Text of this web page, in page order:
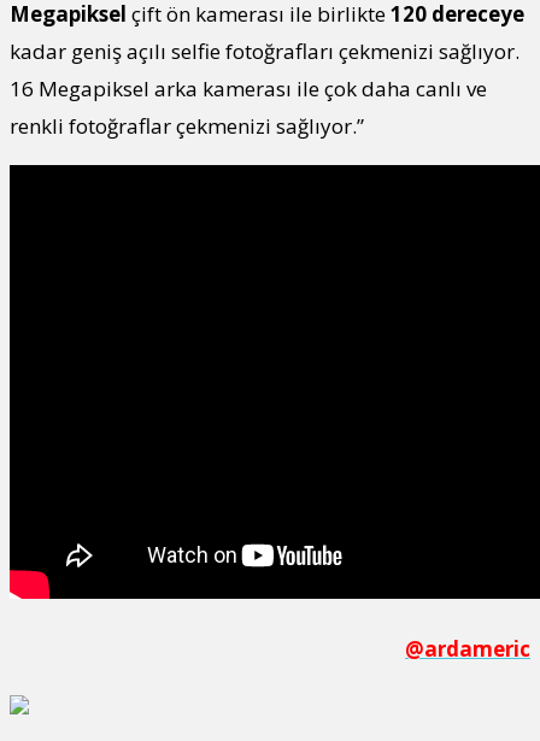
Megapiksel çift ön kamerası ile birlikte120 dereceye
kadar geniş açılı selfie fotoğrafları çekmenizi sağlıyor.
16 Megapiksel arka kamerası ile çok daha canlı ve
renkli fotoğraflar çekmenizi sağlıyor.”
@ardameric